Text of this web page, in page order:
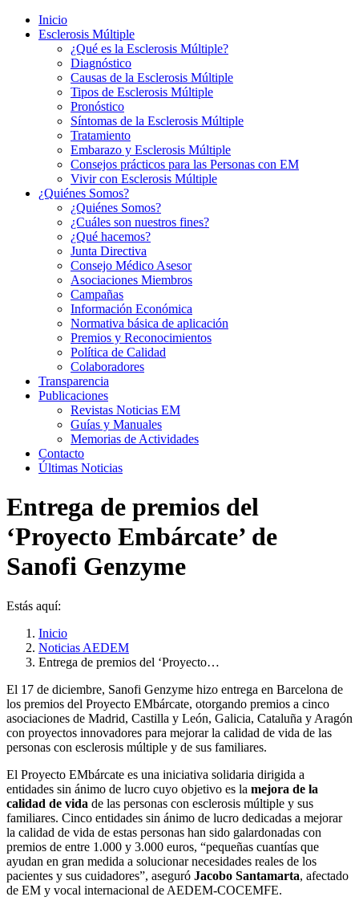
Inicio
Esclerosis Múltiple
¿Qué es la Esclerosis Múltiple?
Diagnóstico
Causas de la Esclerosis Múltiple
Tipos de Esclerosis Múltiple
Pronóstico
Síntomas de la Esclerosis Múltiple
Tratamiento
Embarazo y Esclerosis Múltiple
Consejos prácticos para las Personas con EM
Vivir con Esclerosis Múltiple
¿Quiénes Somos?
¿Quiénes Somos?
¿Cuáles son nuestros fines?
¿Qué hacemos?
Junta Directiva
Consejo Médico Asesor
Asociaciones Miembros
Campañas
Información Económica
Normativa básica de aplicación
Premios y Reconocimientos
Política de Calidad
Colaboradores
Transparencia
Publicaciones
Revistas Noticias EM
Guías y Manuales
Memorias de Actividades
Contacto
Últimas Noticias
Entrega de premios del
‘Proyecto Embárcate’ de
Sanofi Genzyme
Estás aquí:
Inicio
Noticias AEDEM
Entrega de premios del ‘Proyecto…
El 17 de diciembre, Sanofi Genzyme hizo entrega en Barcelona de
los premios del Proyecto EMbárcate, otorgando premios a cinco
asociaciones de Madrid, Castilla y León, Galicia, Cataluña y Aragón
con proyectos innovadores para mejorar la calidad de vida de las
personas con esclerosis múltiple y de sus familiares.
El Proyecto EMbárcate es una iniciativa solidaria dirigida a
entidades sin ánimo de lucro cuyo objetivo es la mejora de la
calidad de vida de las personas con esclerosis múltiple y sus
familiares. Cinco entidades sin ánimo de lucro dedicadas a mejorar
la calidad de vida de estas personas han sido galardonadas con
premios de entre 1.000 y 3.000 euros, “pequeñas cuantías que
ayudan en gran medida a solucionar necesidades reales de los
pacientes y sus cuidadores”, aseguró Jacobo Santamarta, afectado
de EM y vocal internacional de AEDEM-COCEMFE.